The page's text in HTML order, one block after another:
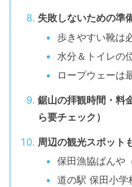
失敗しないための準
歩きやすい靴は
水分＆トイレの
ロープウェーは
鋸山の拝観時間・料
ら要チェック）
周辺の観光スポット
保田漁協ばんや
道の駅 保田小学